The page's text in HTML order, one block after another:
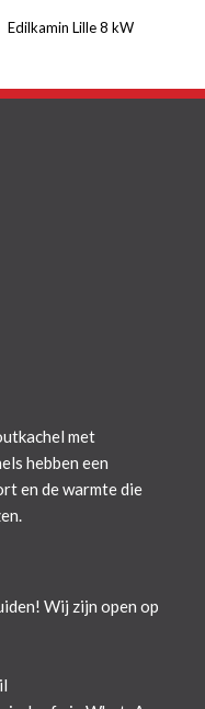
Edilkamin Lille 8 kW
met
hebben een
en de warmte die
Wij zijn open op